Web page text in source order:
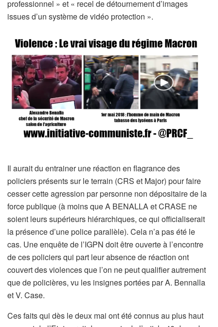
professionnel » et « recel de détournement d’images
issues d’un système de vidéo protection ».
Il aurait du entrainer une réaction en flagrance des
policiers présents sur le terrain (CRS et Major) pour faire
cesser cette agression par personne non dépositaire de la
force publique (à moins que A BENALLA et CRASE ne
soient leurs supérieurs hiérarchiques, ce qui officialiserait
la présence d’une police parallèle). Cela n’a pas été le
cas. Une enquête de l’IGPN doit être ouverte à l’encontre
de ces policiers qui part leur absence de réaction ont
couvert des violences que l’on ne peut qualifier autrement
que de policières, vu les insignes portées par A. Bennalla
et V. Case.
Ces faits qui dès le deux mai ont été connus au plus haut